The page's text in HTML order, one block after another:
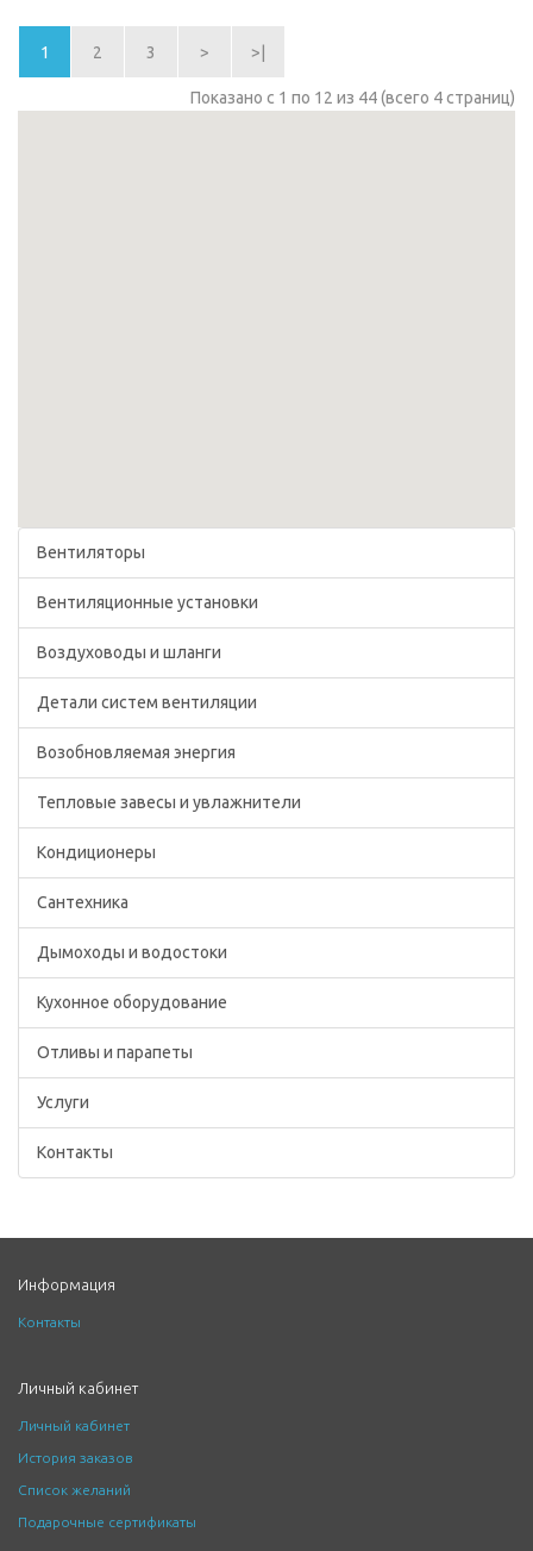
1 2 3 > >|
Показано с 1 по 12 из 44 (всего 4 страниц)
Вентиляторы
Вентиляционные установки
Воздуховоды и шланги
Детали систем вентиляции
Возобновляемая энергия
Тепловые завесы и увлажнители
Кондиционеры
Сантехника
Дымоходы и водостоки
Кухонное оборудование
Отливы и парапеты
Услуги
Контакты
Информация
Контакты
Личный кабинет
Личный кабинет
История заказов
Список желаний
Подарочные сертификаты